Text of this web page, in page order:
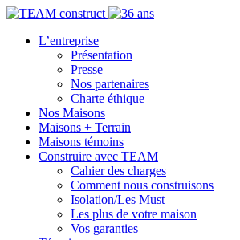
L’entreprise
Présentation
Presse
Nos partenaires
Charte éthique
Nos Maisons
Maisons + Terrain
Maisons témoins
Construire avec TEAM
Cahier des charges
Comment nous construisons
Isolation/Les Must
Les plus de votre maison
Vos garanties